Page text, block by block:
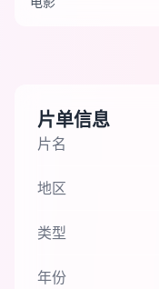
片单信息
片名
地区
类型
年份